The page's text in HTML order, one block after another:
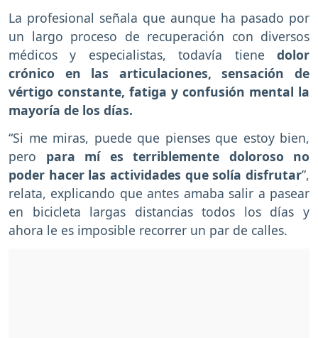
La profesional señala que aunque ha pasado por
un largo proceso de recuperación con diversos
médicos y especialistas, todavía tiene dolor
crónico en las articulaciones, sensación de
vértigo constante, fatiga y confusión mental la
mayoría de los días.
“Si me miras, puede que pienses que estoy bien,
pero para mí es terriblemente doloroso no
poder hacer las actividades que solía disfrutar”,
relata, explicando que antes amaba salir a pasear
en bicicleta largas distancias todos los días y
ahora le es imposible recorrer un par de calles.